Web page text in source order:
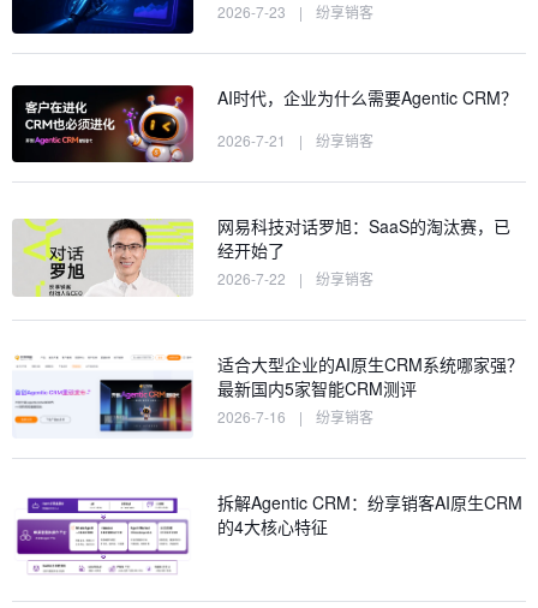
2026-7-23 | 纷享销客
AI时代，企业为什么需要Agentic CRM？
2026-7-21 | 纷享销客
网易科技对话罗旭：SaaS的淘汰赛，已
经开始了
2026-7-22 | 纷享销客
适合大型企业的AI原生CRM系统哪家强？
最新国内5家智能CRM测评
2026-7-16 | 纷享销客
拆解Agentic CRM：纷享销客AI原生CRM
的4大核心特征